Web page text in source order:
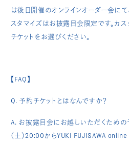
は後日開催のオンラインオーダー会にて
スタマイズはお披露目会限定です。カ
チケットをお選びください。
【FAQ】
Q. 予約チケットとはなんですか？
A. お披露目会にお越しいただくための
（土）20:00からYUKI FUJISAWA online